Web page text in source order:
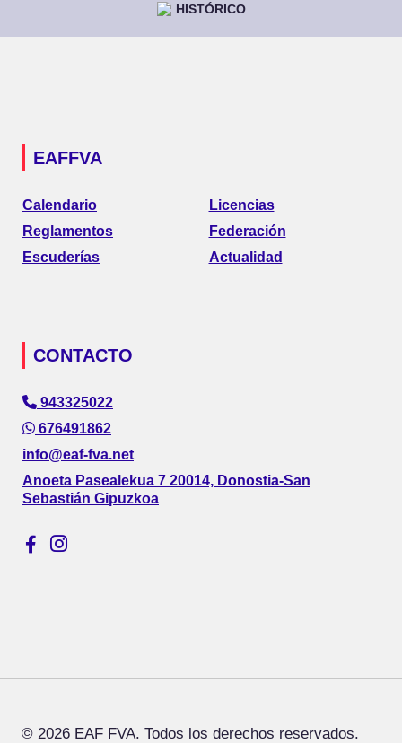
HISTÓRICO
EAFFVA
Calendario
Reglamentos
Escuderías
Licencias
Federación
Actualidad
CONTACTO
943325022
676491862
info@eaf-fva.net
Anoeta Pasealekua 7 20014, Donostia-San
Sebastián Gipuzkoa
© 2026 EAF FVA. Todos los derechos reservados.